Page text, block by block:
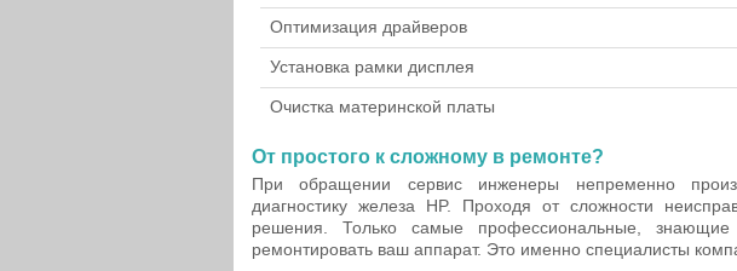
Оптимизация драйверов
Установка рамки дисплея
Очистка материнской платы
От простого к сложному в ремонте?
При обращении сервис инженеры непременно
диагностику железа HP. Проходя от сложности
решения. Только самые профессиональные,
ремонтировать ваш аппарат. Это именно специалисты